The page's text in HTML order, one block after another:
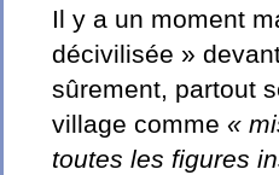
Il y a un moment
décivilisée »
sûrement, partout
village comme «
toutes les figures